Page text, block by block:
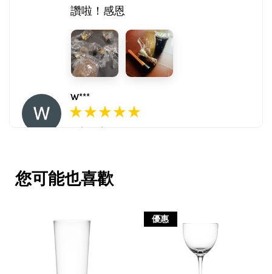
讚啦！感恩
W***
16/Nov/2025 03:45 pm
這購買。希望賣家能多選賣更多商
您可能也喜歡
優惠